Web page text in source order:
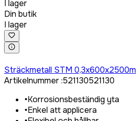
I lager
Din butik
I lager
Sträckmetall STM 0,3x600x2500m
Artikelnummer:521130521130
•Korrosionsbeständig yta
•Enkel att applicera